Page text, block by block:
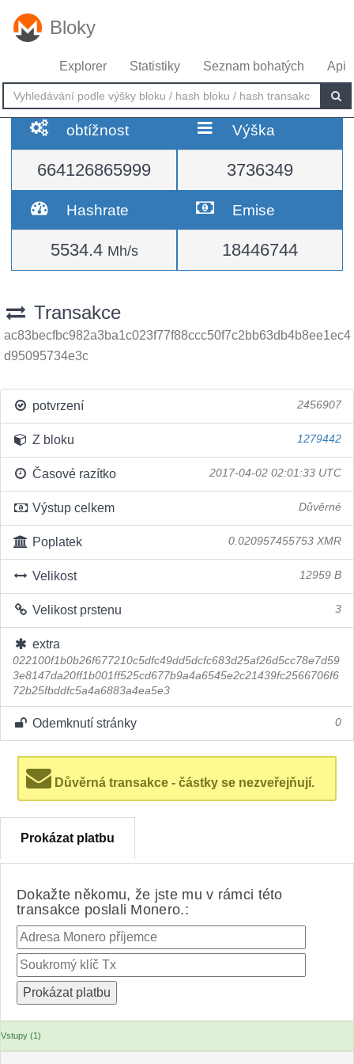
Bloky
Explorer Statistiky Seznam bohatých Api
obtížnost
664126865999
Výška
3736349
Hashrate
5534.4 Mh/s
Emise
18446744
Transakce
ac83becfbc982a3ba1c023f77f88ccc50f7c2bb63db4b8ee1ec4
d95095734e3c
potvrzení 2456907
Z bloku 1279442
Časové razítko 2017-04-02 02:01:33 UTC
Výstup celkem Důvěrné
Poplatek 0.020957455753 XMR
Velikost 12959 B
Velikost prstenu 3
extra
022100f1b0b26f677210c5dfc49dd5dcfc683d25af26d5cc78e7d59
3e8147da20ff1b001ff525cd677b9a4a6545e2c21439fc2566706f6
72b25fbddfc5a4a6883a4ea5e3
Odemknutí stránky 0
Důvěrná transakce - částky se nezveřejňují.
Prokázat platbu
Dokažte někomu, že jste mu v rámci této
transakce poslali Monero.:
Vstupy (1)